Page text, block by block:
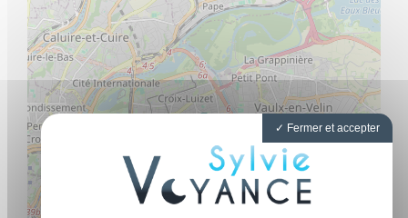
Fermer et accepter